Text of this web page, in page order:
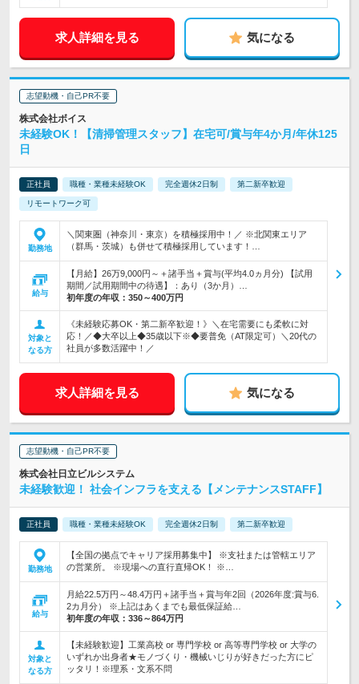
求人詳細を見る 気になる
志望動機・自己PR不要
株式会社ボイス
未経験OK！【清掃管理スタッフ】在宅可/賞与年4か月/年休125
日
正社員 職種・業種未経験OK 完全週休2日制 第二新卒歓迎
リモートワーク可
勤務地
＼関東圏（神奈川・東京）を積極採用中！／ ※北関東エリア
（群馬・茨城）も併せて積極採用しています！…
給与
【月給】26万9,000円～＋諸手当＋賞与(平均4.0ヵ月分) 【試用
期間／試用期間中の待遇】：あり（3か月）…
初年度の年収： 350～400万円
対象と
なる方
《未経験応募OK・第二新卒歓迎！》＼在宅需要にも柔軟に対
応！／◆大卒以上◆35歳以下※◆要普免（AT限定可）＼20代の
社員が多数活躍中！／
求人詳細を見る 気になる
志望動機・自己PR不要
株式会社日立ビルシステム
未経験歓迎！ 社会インフラを支える【メンテナンスSTAFF】
正社員 職種・業種未経験OK 完全週休2日制 第二新卒歓迎
勤務地
【全国の拠点でキャリア採用募集中】 ※支社または管轄エリア
の営業所。 ※現場への直行直帰OK！ ※…
給与
月給22.5万円～48.4万円＋諸手当＋賞与年2回（2026年度:賞与6.
2カ月分） ※上記はあくまでも最低保証給…
初年度の年収： 336～864万円
対象と
なる方
【未経験歓迎】工業高校 or 専門学校 or 高等専門学校 or 大学の
いずれか出身者★モノづくり・機械いじりが好きだった方にピ
ッタリ！※理系・文系不問